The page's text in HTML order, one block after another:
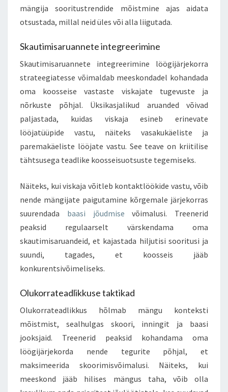
mängija sooritustrendide mõistmine ajas aidata
otsustada, millal neid üles või alla liigutada.
Skautimisaruannete integreerimine
Skautimisaruannete integreerimine löögijärjekorra
strateegiatesse võimaldab meeskondadel kohandada
oma koosseise vastaste viskajate tugevuste ja
nõrkuste põhjal. Üksikasjalikud aruanded võivad
paljastada, kuidas viskaja esineb erinevate
lööjatüüpide vastu, näiteks vasakukäeliste ja
paremakäeliste lööjate vastu. See teave on kriitilise
tähtsusega teadlike koosseisuotsuste tegemiseks.
Näiteks, kui viskaja võitleb kontaktlöökide vastu, võib
nende mängijate paigutamine kõrgemale järjekorras
suurendada baasi jõudmise võimalusi. Treenerid
peaksid regulaarselt värskendama oma
skautimisaruandeid, et kajastada hiljutisi sooritusi ja
suundi, tagades, et koosseis jääb
konkurentsivõimeliseks.
Olukorrateadlikkuse taktikad
Olukorrateadlikkus hõlmab mängu konteksti
mõistmist, sealhulgas skoori, inningit ja baasi
jooksjaid. Treenerid peaksid kohandama oma
löögijärjekorda nende tegurite põhjal, et
maksimeerida skoorimisvõimalusi. Näiteks, kui
meeskond jääb hilises mängus taha, võib olla